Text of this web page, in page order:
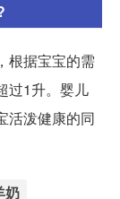
根据宝宝的需
过1升。婴儿
活泼健康的同
奶